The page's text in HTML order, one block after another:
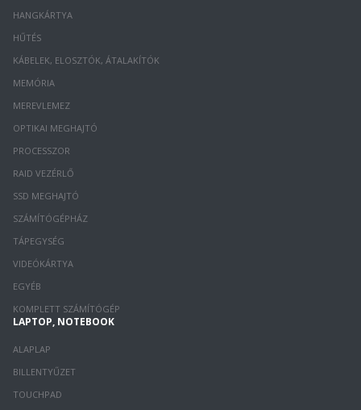
HANGKÁRTYA
HŰTÉS
KÁBELEK, ELOSZTÓK, ÁTALAKÍTÓK
MEMÓRIA
MEREVLEMEZ
OPTIKAI MEGHAJTÓ
PROCESSZOR
RAID VEZÉRLŐ
SSD MEGHAJTÓ
SZÁMÍTÓGÉPHÁZ
TÁPEGYSÉG
VIDEÓKÁRTYA
EGYÉB
KOMPLETT SZÁMÍTÓGÉP
LAPTOP, NOTEBOOK
ALAPLAP
BILLENTYŰZET
TOUCHPAD